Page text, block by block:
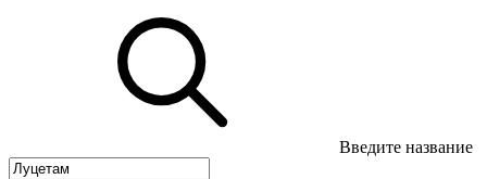
Введите название